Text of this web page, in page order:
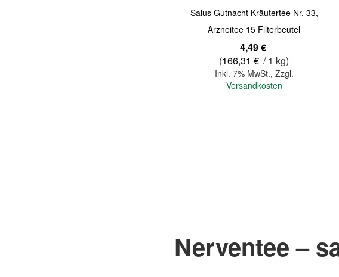
Salus Gutnacht Kräutertee Nr. 33,
Arzneitee 15 Filterbeutel
4,49 €
(166,31 € / 1 kg)
Inkl. 7% MwSt., Zzgl.
Versandkosten
Nerventee –